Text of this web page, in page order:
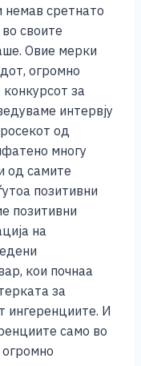
немав сретнато
своите
Овие мерки
огромно
за
интервју
од
многу
од самите
позитивни
позитивни
на
кои почнаа
за
ингеренциите. И
само во